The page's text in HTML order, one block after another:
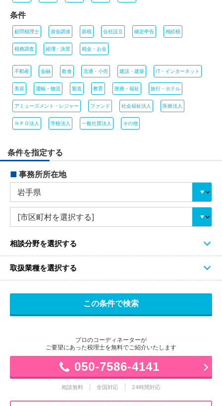
条件
顧問税理士 資金調達 節税 会社設立 確定申告 相続税
税務調査 経理・決算 税金・お金
不動産 金融 飲食 流通・小売 建設・建築 IT・インターネット
美容 運輸・物流 製造 教育 医療・福祉 旅行・ホテル
アミューズメント・レジャー ファンド 社会福祉法人 医療法人
ＮＰＯ法人 学校法人 一般社団法人 その他
条件を指定する
■ 事務所所在地
相談分野を選択する
取扱業種を選択する
プロのコーディネーターが
ご要望にあった税理士を無料でご紹介いたします
050-7586-4141
相談無料 全国対応 24時間対応